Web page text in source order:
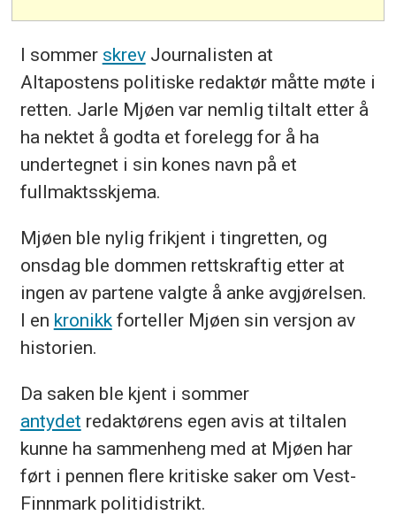
I sommer skrevJournalisten at
Altapostens politiske redaktør måtte møte i
retten. Jarle Mjøen var nemlig tiltalt etter å
ha nektet å godta et forelegg for å ha
undertegnet i sin kones navn på et
fullmaktsskjema.
Mjøen ble nylig frikjent i tingretten, og
onsdag ble dommen rettskraftig etter at
ingen av partene valgte å anke avgjørelsen.
I en kronikkforteller Mjøen sin versjon av
historien.
Da saken ble kjent i sommer
antydet redaktørens egen avis at tiltalen
kunne ha sammenheng med at Mjøen har
ført i pennen flere kritiske saker om Vest-
Finnmark politidistrikt.